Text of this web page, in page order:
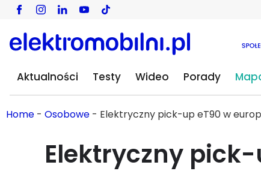
Aktualności Testy Wideo Porady
Home - Osobowe - Elektryczny pick-up eT90 w
Elektryczny